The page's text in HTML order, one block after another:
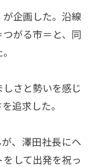
企画した。沿線
がる市＝と、同
さと勢いを感じ
追求した。
、澤田社長にヘ
して出発を祝っ